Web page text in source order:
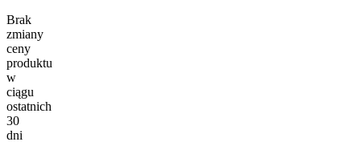
Brak
zmiany
ceny
produktu
w
ciągu
ostatnich
30
dni